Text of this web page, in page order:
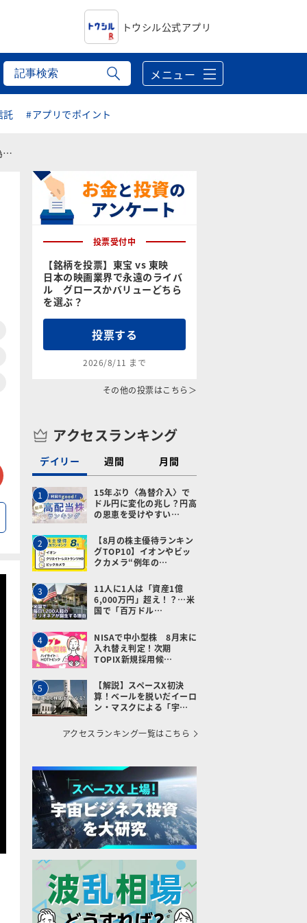
トウシル公式アプリ
メニュー
託 #アプリでポイント
メールで送る
投票受付中
【銘柄を投票】東宝 vs 東映
日本の映画業界で永遠のライバ
ル グロースかバリューどちら
を選ぶ？
投票する
2026/8/11 まで
その他の投票はこちら＞
アクセスランキング
デイリー 週間 月間
1
15年ぶり〈為替介入〉で
ドル円に変化の兆し？円高
の恩恵を受けやすい…
2
【8月の株主優待ランキン
グTOP10】イオンやビッ
クカメラ“例年の…
3
11人に1人は「資産1億
6,000万円」超え！？…米
国で「百万ドル…
4
NISAで中小型株 8月末に
入れ替え判定！次期
TOPIX新規採用候…
5
【解説】スペースX初決
算！ベールを脱いだイーロ
ン・マスクによる「宇…
アクセスランキング一覧はこちら